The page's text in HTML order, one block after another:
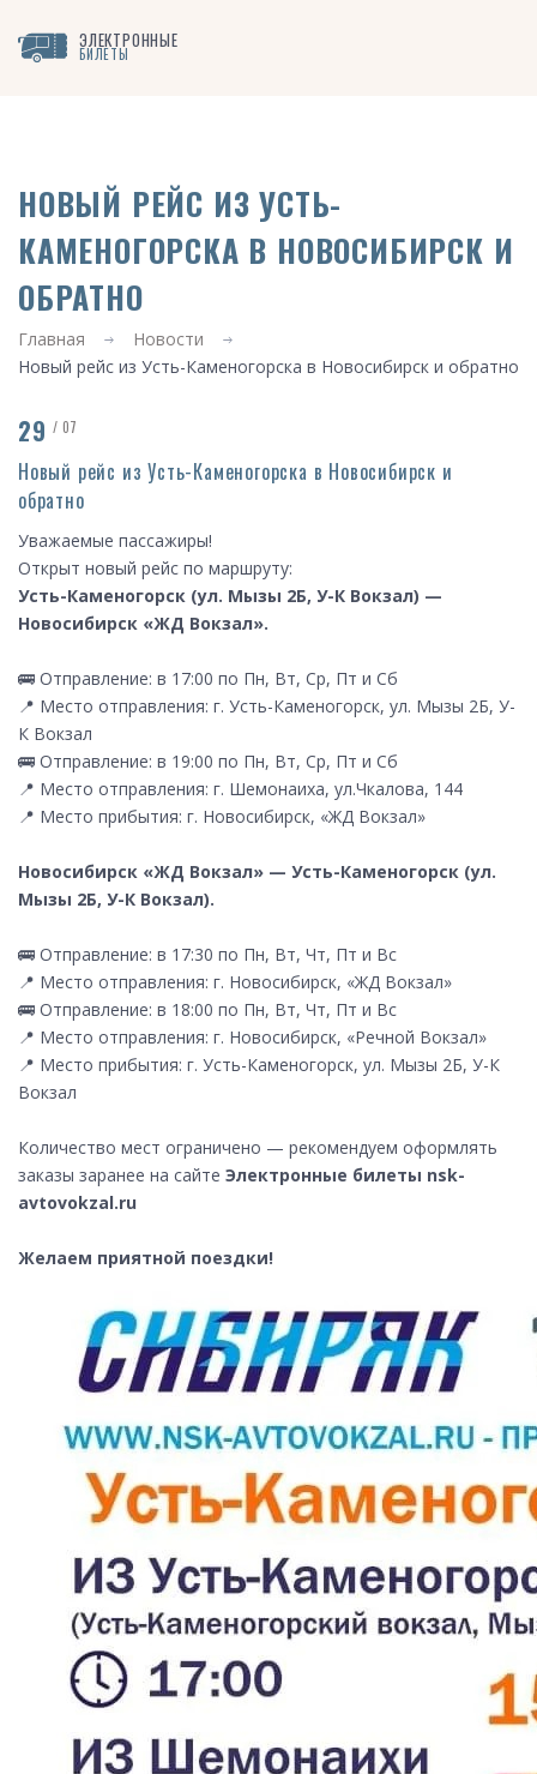
ЭЛЕКТРОННЫЕ
БИЛЕТЫ
НОВЫЙ РЕЙС ИЗ УСТЬ-
КАМЕНОГОРСКА В НОВОСИБИРСК И
ОБРАТНО
Главная
Новости
Новый рейс из Усть-Каменогорска в Новосибирск и обратно
29 / 07
Новый рейс из Усть-Каменогорска в Новосибирск и
обратно
Уважаемые пассажиры!
Открыт новый рейс по маршруту:
Усть-Каменогорск (ул. Мызы 2Б, У-К Вокзал) —
Новосибирск «ЖД Вокзал».
🚌 Отправление: в 17:00 по Пн, Вт, Ср, Пт и Сб
📍 Место отправления: г. Усть-Каменогорск, ул. Мызы 2Б, У-
К Вокзал
🚌 Отправление: в 19:00 по Пн, Вт, Ср, Пт и Сб
📍 Место отправления: г. Шемонаиха, ул.Чкалова, 144
📍 Место прибытия: г. Новосибирск, «ЖД Вокзал»
Новосибирск «ЖД Вокзал» — Усть-Каменогорск (ул.
Мызы 2Б, У-К Вокзал).
🚌 Отправление: в 17:30 по Пн, Вт, Чт, Пт и Вс
📍 Место отправления: г. Новосибирск, «ЖД Вокзал»
🚌 Отправление: в 18:00 по Пн, Вт, Чт, Пт и Вс
📍 Место отправления: г. Новосибирск, «Речной Вокзал»
📍 Место прибытия: г. Усть-Каменогорск, ул. Мызы 2Б, У-К
Вокзал
Количество мест ограничено — рекомендуем оформлять
заказы заранее на сайте Электронные билеты nsk-
avtovokzal.ru
Желаем приятной поездки!